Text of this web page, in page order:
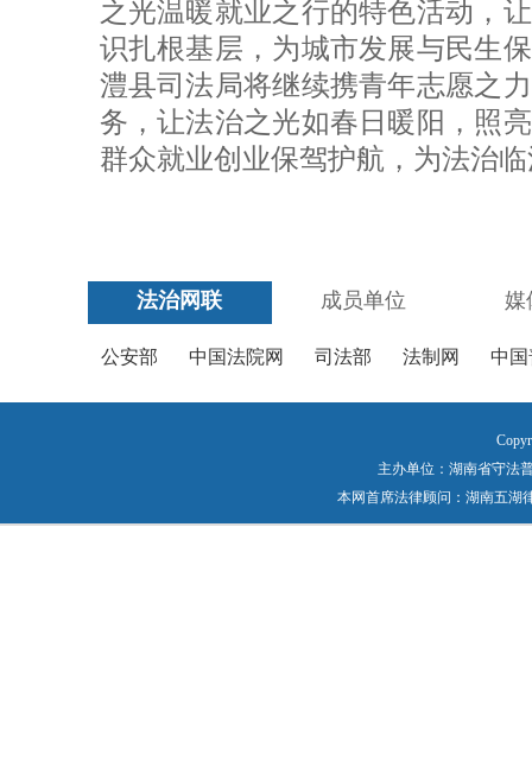
之光温暖就业之行的特色活动，
识扎根基层，为城市发展与民生
澧县司法局将继续携青年志愿之
务，让法治之光如春日暖阳，照
群众就业创业保驾护航，为法治
法治网联 成员单位 媒
公安部 中国法院网 司法部 法制网 中
主办单位：湖南省守法
本网首席法律顾问：湖南五湖